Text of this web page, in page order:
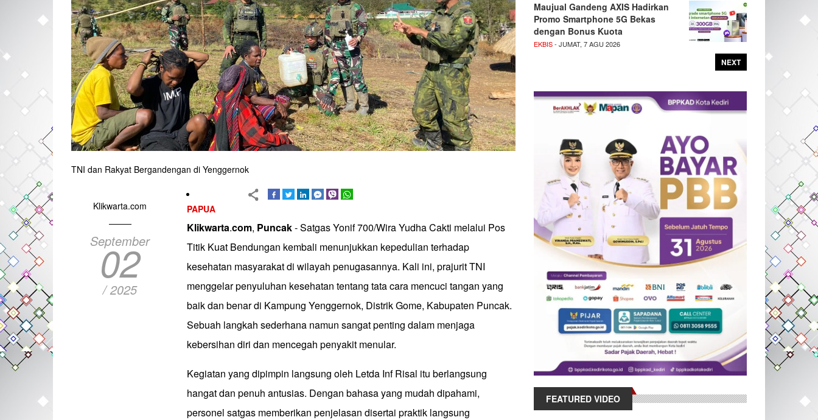
TNI dan Rakyat Bergandengan di Yenggernok
Klikwarta.com
September
02
/ 2025
PAPUA
Klikwarta.com, Puncak- Satgas Yonif 700/Wira Yudha Cakti melalui Pos
Titik Kuat Bendungan kembali menunjukkan kepedulian terhadap
kesehatan masyarakat di wilayah penugasannya. Kali ini, prajurit TNI
menggelar penyuluhan kesehatan tentang tata cara mencuci tangan yang
baik dan benar di Kampung Yenggernok, Distrik Gome, Kabupaten Puncak.
Sebuah langkah sederhana namun sangat penting dalam menjaga
kebersihan diri dan mencegah penyakit menular.
Kegiatan yang dipimpin langsung oleh Letda Inf Risal itu berlangsung
hangat dan penuh antusias. Dengan bahasa yang mudah dipahami,
personel satgas memberikan penjelasan disertai praktik langsung
Maujual Gandeng AXIS Hadirkan
Promo Smartphone 5G Bekas
dengan Bonus Kuota
EKBIS- JUMAT, 7 AGU 2026
NEXT
FEATURED VIDEO